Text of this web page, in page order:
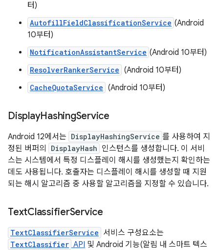
터)
AutofillFieldClassificationService (Android
10부터)
NotificationAssistantService (Android 10부터)
ResolverRankerService (Android 10부터)
CacheQuotaService (Android 10부터)
DisplayHashingService
Android 12에서는 DisplayHashingService 를 사용하여 지
정된 버퍼의
DisplayHash 인스턴스를 생성합니다. 이 서비
스는 시스템에서 특정 디스플레이 해시를 생성했는지 확인하는
데도 사용됩니다. 호출자는 디스플레이 해시를 생성할 때 지원
되는 해시 알고리즘 중 사용할 알고리즘을 지정할 수 있습니다.
TextClassifierService
TextClassifierService 서비스 구성요소는
TextClassifier API 및 Android 기능(알림 내 스마트 텍스